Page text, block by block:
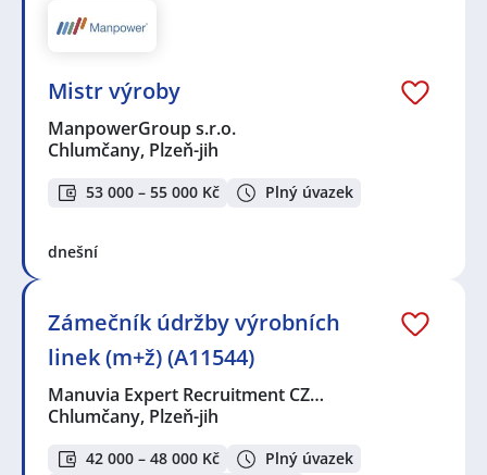
Mistr výroby
ManpowerGroup s.r.o.
Chlumčany, Plzeň-jih
53 000 – 55 000 Kč Plný úvazek
dnešní
Zámečník údržby výrobních
linek (m+ž) (A11544)
Manuvia Expert Recruitment CZ…
Chlumčany, Plzeň-jih
42 000 – 48 000 Kč
Plný úvazek